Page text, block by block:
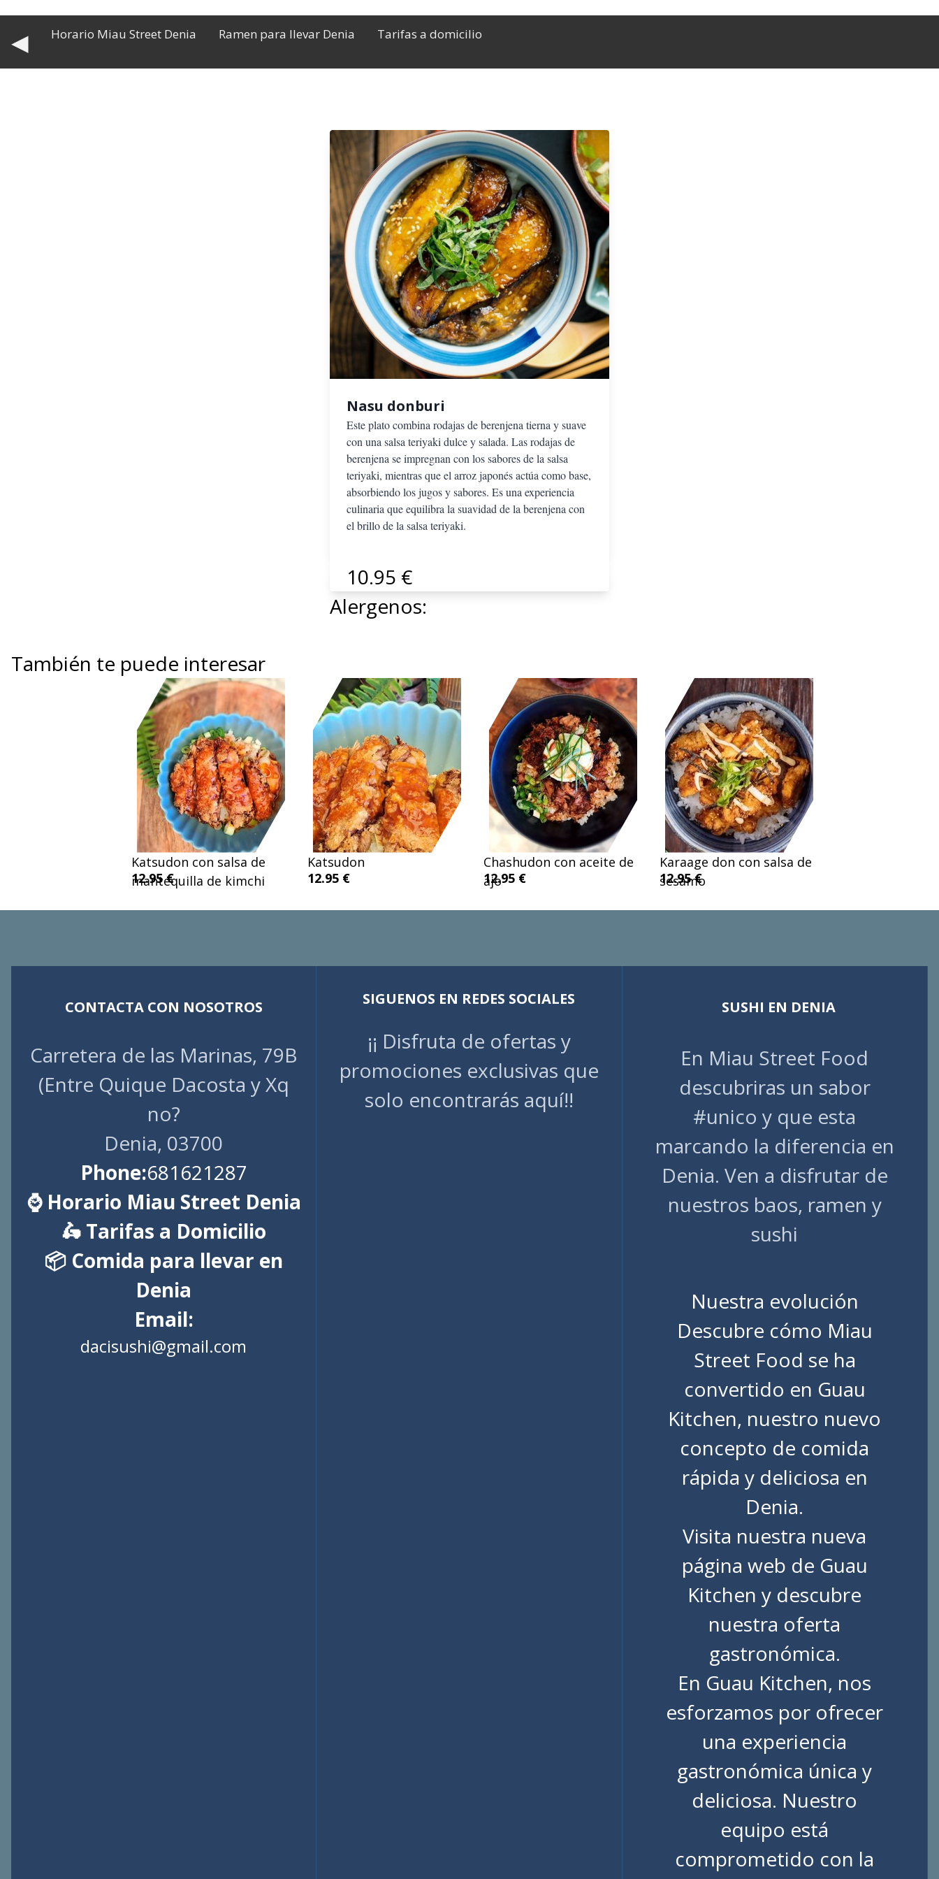
◀ Horario Miau Street Denia Ramen para llevar Denia Tarifas a domicilio
Nasu donburi
Este plato combina rodajas de berenjena tierna y suave
con una salsa teriyaki dulce y salada. Las rodajas de
berenjena se impregnan con los sabores de la salsa
teriyaki, mientras que el arroz japonés actúa como base,
absorbiendo los jugos y sabores. Es una experiencia
culinaria que equilibra la suavidad de la berenjena con
el brillo de la salsa teriyaki.
10.95 €
Alergenos:
También te puede interesar
Katsudon con salsa de
mantequilla de kimchi
12.95 €
Katsudon
12.95 €
Chashudon con aceite de
ajo
12.95 €
Karaage don con salsa de
sesamo
12.95 €
CONTACTA CON NOSOTROS
Carretera de las Marinas, 79B
(Entre Quique Dacosta y Xq
no?
Denia, 03700
Phone:681621287
⌚ Horario Miau Street Denia
🛵 Tarifas a Domicilio
📦 Comida para llevar en
Denia
Email:
dacisushi@gmail.com
SIGUENOS EN REDES SOCIALES
¡¡ Disfruta de ofertas y
promociones exclusivas que
solo encontrarás aquí!!
SUSHI EN DENIA
En Miau Street Food
descubriras un sabor
#unico y que esta
marcando la diferencia en
Denia. Ven a disfrutar de
nuestros baos, ramen y
sushi
Nuestra evolución
Descubre cómo Miau
Street Food se ha
convertido en Guau
Kitchen, nuestro nuevo
concepto de comida
rápida y deliciosa en
Denia.
Visita nuestra nueva
página web de Guau
Kitchen y descubre
nuestra oferta
gastronómica.
En Guau Kitchen, nos
esforzamos por ofrecer
una experiencia
gastronómica única y
deliciosa. Nuestro
equipo está
comprometido con la